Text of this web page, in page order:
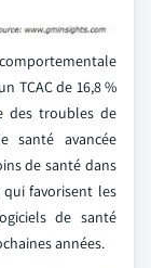
TCAC de 16,8 %
des troubles de
santé avancée
de santé dans
favorisent les
de santé
années.